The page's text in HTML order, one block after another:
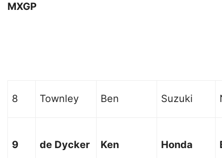
MXGP
8 Townley Ben Suzuki
9 de Dycker Ken Honda